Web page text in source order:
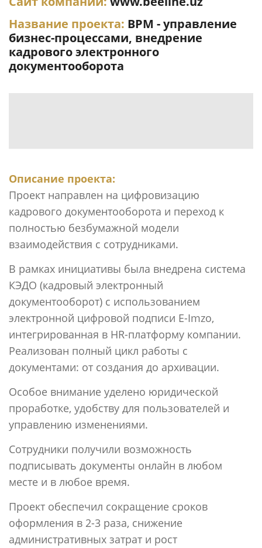
Название проекта: BPM - управление
бизнес-процессами, внедрение
кадрового электронного
документооборота
Описание проекта:
Проект направлен на цифровизацию
кадрового документооборота и переход к
полностью безбумажной модели
взаимодействия с сотрудниками.
В рамках инициативы была внедрена система
КЭДО (кадровый электронный
документооборот) с использованием
электронной цифровой подписи E-Imzo,
интегрированная в HR-платформу компании.
Реализован полный цикл работы с
документами: от создания до архивации.
Особое внимание уделено юридической
проработке, удобству для пользователей и
управлению изменениями.
Сотрудники получили возможность
подписывать документы онлайн в любом
месте и в любое время.
Проект обеспечил сокращение сроков
оформления в 2-3 раза, снижение
административных затрат и рост